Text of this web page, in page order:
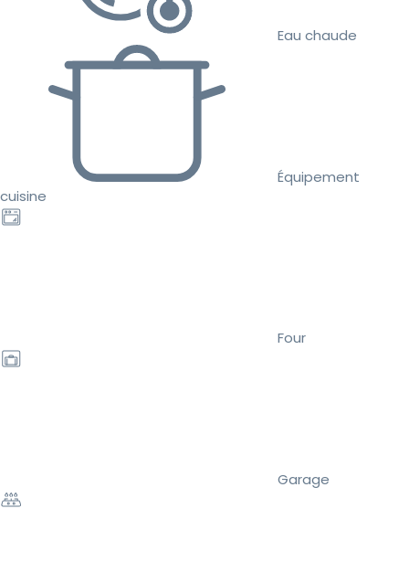
Eau chaude
Équipement
cuisine
Four
Garage